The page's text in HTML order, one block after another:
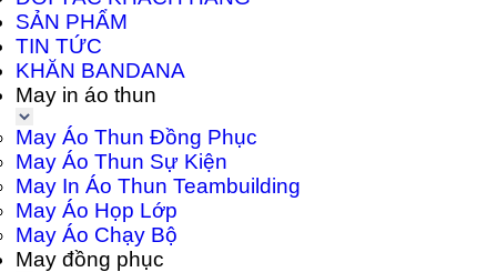
SẢN PHẨM
TIN TỨC
KHĂN BANDANA
May in áo thun
May Áo Thun Đồng Phục
May Áo Thun Sự Kiện
May In Áo Thun Teambuilding
May Áo Họp Lớp
May Áo Chạy Bộ
May đồng phục